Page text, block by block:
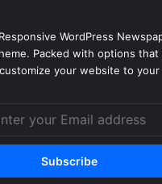
WordPress
Packed with options
your website to your